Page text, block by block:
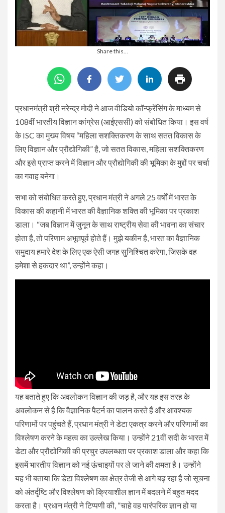
Share this…
प्रधानमंत्री श्री नरेन्द्र मोदी ने आज वीडियो कॉन्फ्रेंसिंग के माध्यम से
108वीं भारतीय विज्ञान कांग्रेस (आईएससी) को संबोधित किया। इस वर्ष
के ISC का मुख्य विषय “महिला सशक्तिकरण के साथ सतत विकास के
लिए विज्ञान और प्रौद्योगिकी” है, जो सतत विकास, महिला सशक्तिकरण
और इसे प्राप्त करने में विज्ञान और प्रौद्योगिकी की भूमिका के मुद्दों पर चर्चा
का गवाह बनेगा।
सभा को संबोधित करते हुए, प्रधान मंत्री ने अगले 25 वर्षों में भारत के
विकास की कहानी में भारत की वैज्ञानिक शक्ति की भूमिका पर प्रकाश
डाला। “जब विज्ञान में जुनून के साथ राष्ट्रीय सेवा की भावना का संचार
होता है, तो परिणाम अभूतपूर्व होते हैं। मुझे यकीन है, भारत का वैज्ञानिक
समुदाय हमारे देश के लिए एक ऐसी जगह सुनिश्चित करेगा, जिसके वह
हमेशा से हकदार था”, उन्होंने कहा।
यह बताते हुए कि अवलोकन विज्ञान की जड़ है, और यह इस तरह के
अवलोकन से है कि वैज्ञानिक पैटर्न का पालन करते हैं और आवश्यक
परिणामों पर पहुंचते हैं, प्रधान मंत्री ने डेटा एकत्र करने और परिणामों का
विश्लेषण करने के महत्व का उल्लेख किया। उन्होंने 21वीं सदी के भारत में
डेटा और प्रौद्योगिकी की प्रचुर उपलब्धता पर प्रकाश डाला और कहा कि
इसमें भारतीय विज्ञान को नई ऊंचाइयों पर ले जाने की क्षमता है। उन्होंने
यह भी बताया कि डेटा विश्लेषण का क्षेत्र तेजी से आगे बढ़ रहा है जो सूचना
को अंतर्दृष्टि और विश्लेषण को क्रियाशील ज्ञान में बदलने में बहुत मदद
करता है। प्रधान मंत्री ने टिप्पणी की, “चाहे वह पारंपरिक ज्ञान हो या